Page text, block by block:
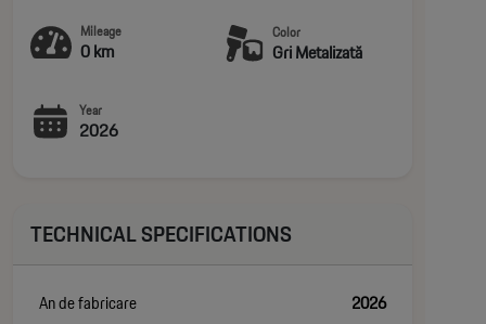
Mileage
0 km
Color
Gri Metalizată
Year
2026
TECHNICAL SPECIFICATIONS
An de fabricare
2026